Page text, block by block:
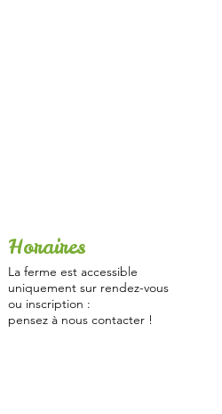
Horaires
La ferme est accessible
uniquement sur rendez-vous
ou inscription :
pensez à nous contacter !